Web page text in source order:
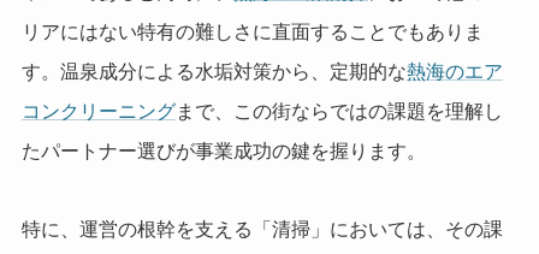
リアにはない特有の難しさに直面することでもありま
す。温泉成分による水垢対策から、定期的な熱海のエア
コンクリーニングまで、この街ならではの課題を理解し
たパートナー選びが事業成功の鍵を握ります。
特に、運営の根幹を支える「清掃」においては、その課